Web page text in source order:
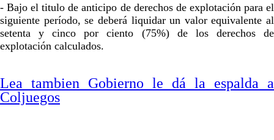
- Bajo el titulo de anticipo de derechos de explotación para el
siguiente período, se deberá liquidar un valor equivalente al
setenta y cinco por ciento (75%) de los derechos de
explotación calculados.
Lea tambien Gobierno le dá la espalda a
Coljuegos